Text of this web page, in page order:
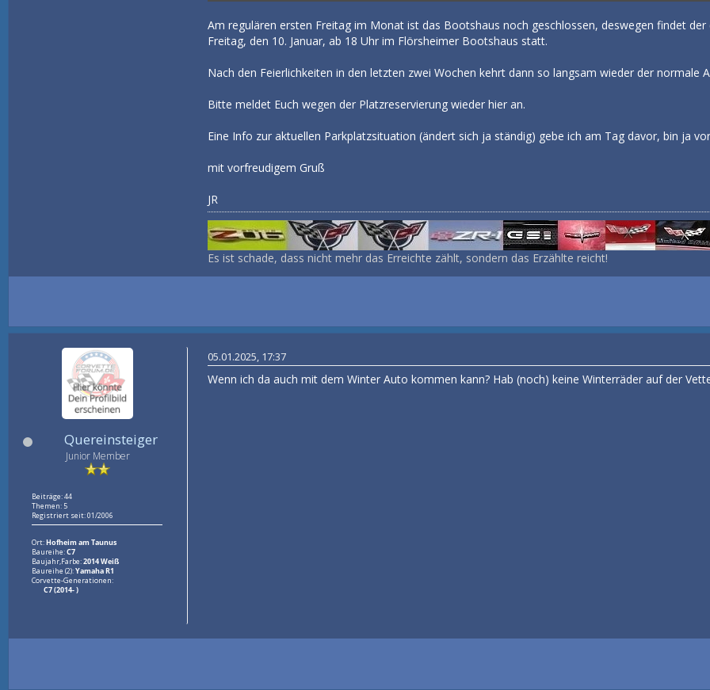
Am regulären ersten Freitag im Monat ist das Bootshaus noch geschlossen, deswegen findet
Freitag, den 10. Januar, ab 18 Uhr im Flörsheimer Bootshaus statt.
Nach den Feierlichkeiten in den letzten zwei Wochen kehrt dann so langsam wieder der normale
Bitte meldet Euch wegen der Platzreservierung wieder hier an.
Eine Info zur aktuellen Parkplatzsituation (ändert sich ja ständig) gebe ich am Tag davor, bin ja
mit vorfreudigem Gruß
JR
Es ist schade, dass nicht mehr das Erreichte zählt, sondern das Erzählte reicht!
Quereinsteiger
Junior Member
Beiträge: 44
Themen: 5
Registriert seit: 01/2006
Ort:Hofheim am Taunus
Baureihe:C7
Baujahr,Farbe:2014 Weiß
Baureihe (2):Yamaha R1
Corvette-Generationen:
C7 (2014- )
05.01.2025, 17:37
Wenn ich da auch mit dem Winter Auto kommen kann? Hab (noch) keine Winterräder auf der